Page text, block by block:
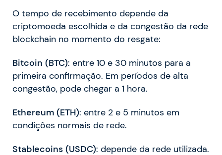
O tempo de recebimento depende da
criptomoeda escolhida e da congestão da rede
blockchain no momento do resgate:
Bitcoin (BTC): entre 10 e 30 minutos para a
primeira confirmação. Em períodos de alta
congestão, pode chegar a 1 hora.
Ethereum (ETH): entre 2 e 5 minutos em
condições normais de rede.
Stablecoins (USDC): depende da rede utilizada.